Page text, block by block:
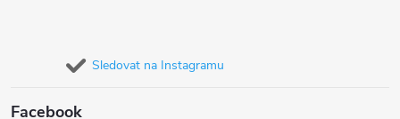
Sledovat na Instagramu
Facebook